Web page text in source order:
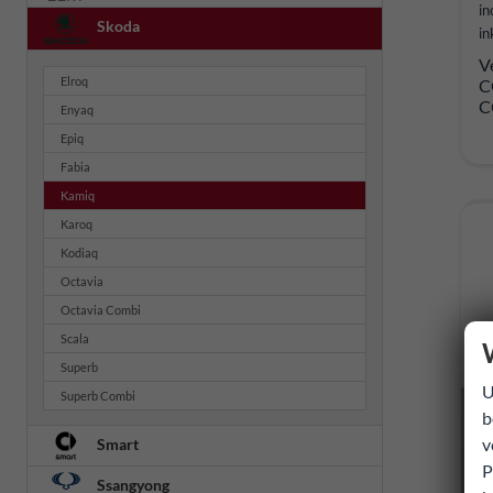
Skoda
Elroq
Enyaq
Epiq
Fabia
Kamiq
Karoq
Kodiaq
Octavia
Octavia Combi
Scala
Superb
Superb Combi
Smart
Ssangyong